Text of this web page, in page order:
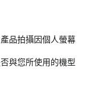
品拍攝因個人螢幕
與您所使用的機型